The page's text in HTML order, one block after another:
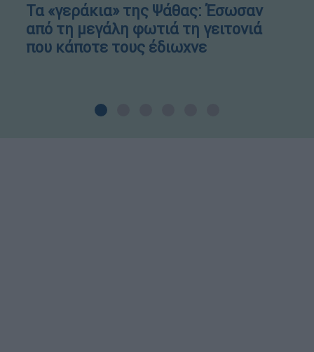
Τα «γεράκια» της Ψάθας: Έσωσαν
από τη μεγάλη φωτιά τη γειτονιά
που κάποτε τους έδιωχνε